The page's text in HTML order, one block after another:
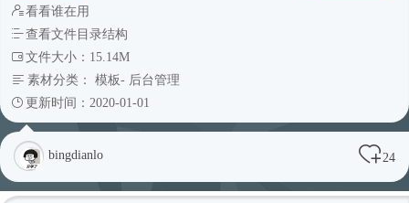
看看谁在用
查看文件目录结构
文件大小：15.14M
素材分类： 模板- 后台管理
更新时间：2020-01-01
bingdianlo 24